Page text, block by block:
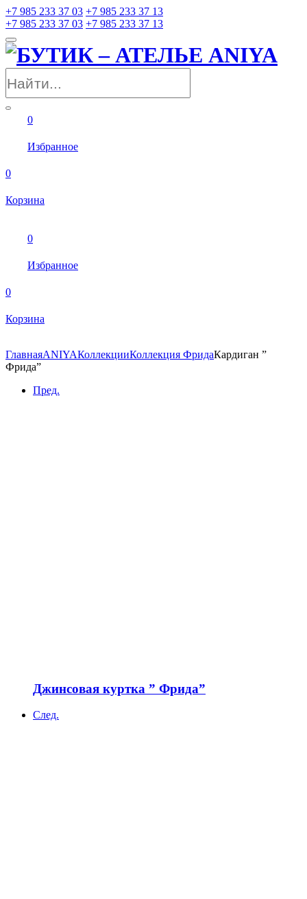
+7 985 233 37 03 +7 985 233 37 13
+7 985 233 37 03 +7 985 233 37 13
0
Избранное
0
Корзина
0
Избранное
0
Корзина
ГлавнаяANIYAКоллекцииКоллекция ФридаКардиган ”
Фрида”
Пред.
Джинсовая куртка ” Фрида”
След.